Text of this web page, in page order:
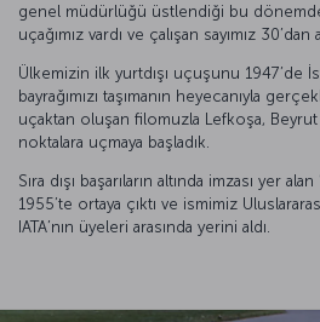
genel müdürlüğü üstlendiği bu
uçağımız vardı ve çalışan sayımız 30’dan
Ülkemizin ilk yurtdışı uçuşunu 1947’de
bayrağımızı taşımanın heyecanıyla
uçaktan oluşan filomuzla Lefkoşa,
noktalara uçmaya başladık.
Sıra dışı başarıların altında imzası yer alan
1955’te ortaya çıktı ve ismimiz
IATA’nın üyeleri arasında yerini aldı.